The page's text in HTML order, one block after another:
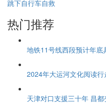
跳下自行车自救
热门推荐
地铁11号线西段预计年底
2024年大运河文化阅读
天津对口支援三十年 昌